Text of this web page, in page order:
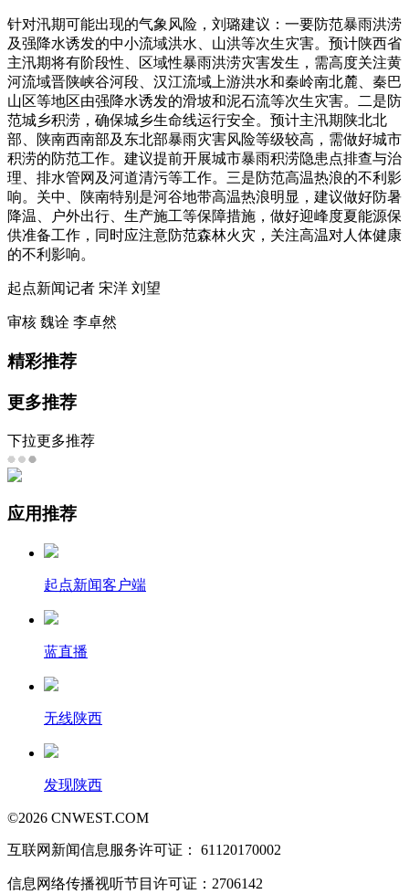
针对汛期可能出现的气象风险，刘璐建议：一要防范暴雨洪涝
及强降水诱发的中小流域洪水、山洪等次生灾害。预计陕西省
主汛期将有阶段性、区域性暴雨洪涝灾害发生，需高度关注黄
河流域晋陕峡谷河段、汉江流域上游洪水和秦岭南北麓、秦巴
山区等地区由强降水诱发的滑坡和泥石流等次生灾害。二是防
范城乡积涝，确保城乡生命线运行安全。预计主汛期陕北北
部、陕南西南部及东北部暴雨灾害风险等级较高，需做好城市
积涝的防范工作。建议提前开展城市暴雨积涝隐患点排查与治
理、排水管网及河道清污等工作。三是防范高温热浪的不利影
响。关中、陕南特别是河谷地带高温热浪明显，建议做好防暑
降温、户外出行、生产施工等保障措施，做好迎峰度夏能源保
供准备工作，同时应注意防范森林火灾，关注高温对人体健康
的不利影响。
起点新闻记者 宋洋 刘望
审核 魏诠 李卓然
精彩推荐
更多推荐
下拉更多推荐
应用推荐
起点新闻客户端
蓝直播
无线陕西
发现陕西
©2026 CNWEST.COM
互联网新闻信息服务许可证： 61120170002
信息网络传播视听节目许可证：2706142